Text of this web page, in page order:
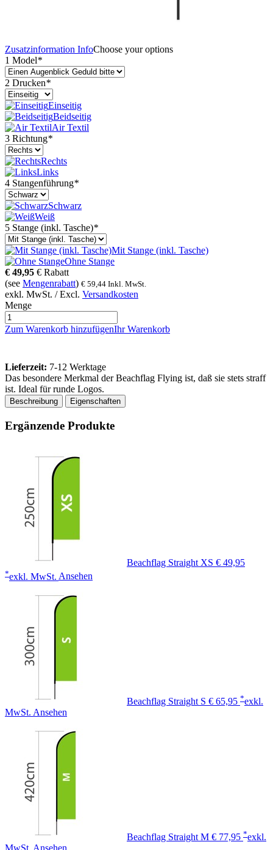
Zusatzinformation InfoChoose your options
1 Model*
2 Drucken*
Einseitig
Beidseitig
Air Textil
3 Richtung*
Rechts
Links
4 Stangenführung*
Schwarz
Weiß
5 Stange (inkl. Tasche)*
Mit Stange (inkl. Tasche)
Ohne Stange
€ 49,95 € Rabatt
(see Mengenrabatt) € 59,44 Inkl. MwSt.
exkl. MwSt. / Excl. Versandkosten
Menge
Zum Warenkorb hinzufügenIhr Warenkorb
Lieferzeit: 7-12 Werktage
Das besondere Merkmal der Beachflag Flying ist, daß sie stets straff
ist. Ideal für runde Logos.
Beschreibung Eigenschaften
Ergänzende Produkte
Beachflag Straight XS € 49,95
*exkl. MwSt. Ansehen
Beachflag Straight S € 65,95 *exkl.
MwSt. Ansehen
Beachflag Straight M € 77,95 *exkl.
MwSt. Ansehen